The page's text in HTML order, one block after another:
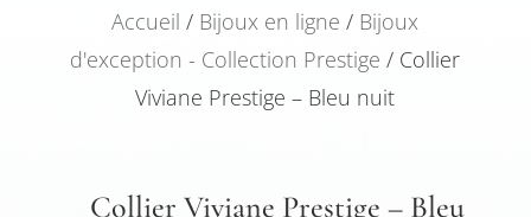
Accueil / Bijoux en ligne / Bijoux
d'exception - Collection Prestige / Collier
Viviane Prestige – Bleu nuit
Collier Viviane Prestige – Bleu